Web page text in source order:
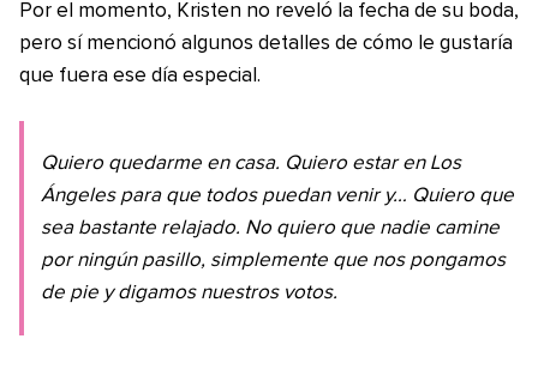
Por el momento, Kristen no reveló la fecha de su boda,
pero sí mencionó algunos detalles de cómo le gustaría
que fuera ese día especial.
Quiero quedarme en casa. Quiero estar en Los
Ángeles para que todos puedan venir y… Quiero que
sea bastante relajado. No quiero que nadie camine
por ningún pasillo, simplemente que nos pongamos
de pie y digamos nuestros votos.